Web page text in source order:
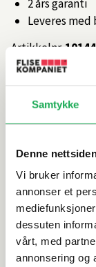
Samtykke
Denne
Vi bruker
annonser et
dessuten
vårt, med
annonsering og
2 års garanti
Leveres
Artikkelnr.
Rengjøring